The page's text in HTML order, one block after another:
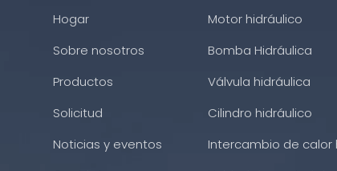
Hogar
Sobre nosotros
Productos
Solicitud
Noticias y eventos
Motor hidráulico
Bomba Hidráulica
Válvula hidráulica
Cilindro hidráulico
Intercambio de calor